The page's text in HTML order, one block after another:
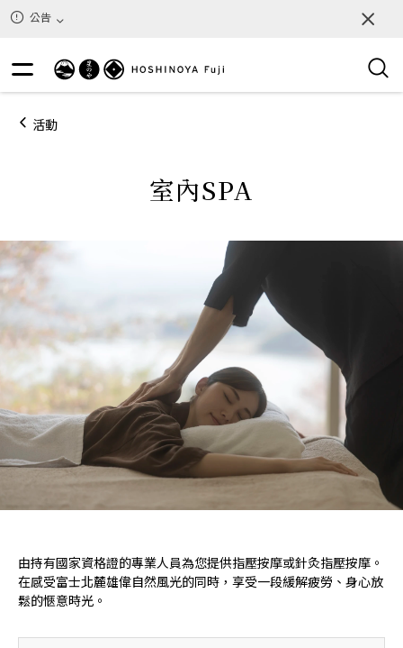
公告
活動
室內SPA
由持有國家資格證的專業人員為您提供指壓按摩或針灸指壓按摩。
在感受富士北麓雄偉自然風光的同時，享受一段緩解疲勞、身心放
鬆的愜意時光。